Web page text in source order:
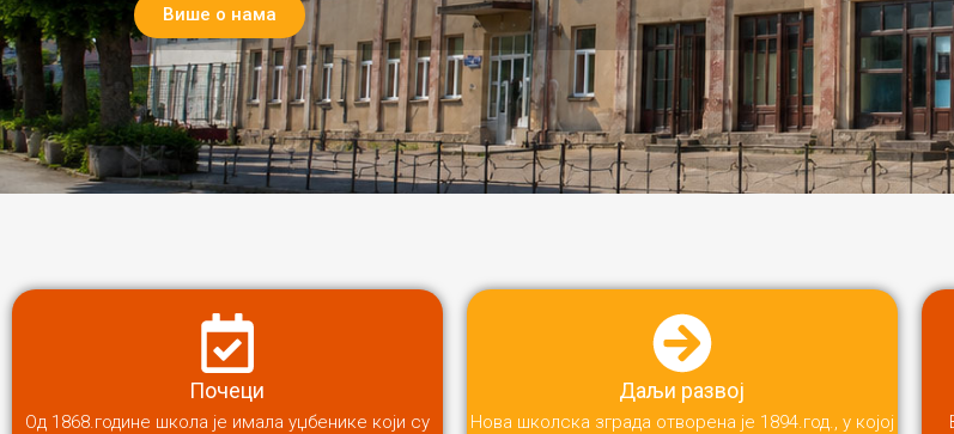
Више о нама
Почеци
Од 1868.године школа је имала уџбенике који су
Даљи развој
Нова школска зграда отворена је 1894.год., у којој